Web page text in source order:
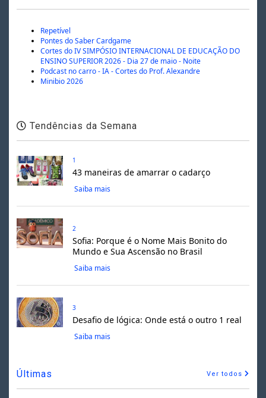
Repetível
Pontes do Saber Cardgame
Cortes do IV SIMPÓSIO INTERNACIONAL DE EDUCAÇÃO DO
ENSINO SUPERIOR 2026 - Dia 27 de maio - Noite
Podcast no carro - IA - Cortes do Prof. Alexandre
Minibio 2026
Tendências da Semana
1
43 maneiras de amarrar o cadarço
Saiba mais
2
Sofia: Porque é o Nome Mais Bonito do
Mundo e Sua Ascensão no Brasil
Saiba mais
3
Desafio de lógica: Onde está o outro 1 real
Saiba mais
Últimas Ver todos